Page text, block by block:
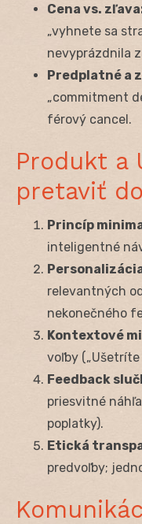
Cena vs.
„vyhnete sa
nevyprázdnila
Predplatné a
„commitment
férový cancel.
Produkt a
pretaviť
Princíp
inteligentné
relevantných
nekonečného
Kontextové
voľby
Feedback
priesvitné
poplatky).
Etická
predvoľby;